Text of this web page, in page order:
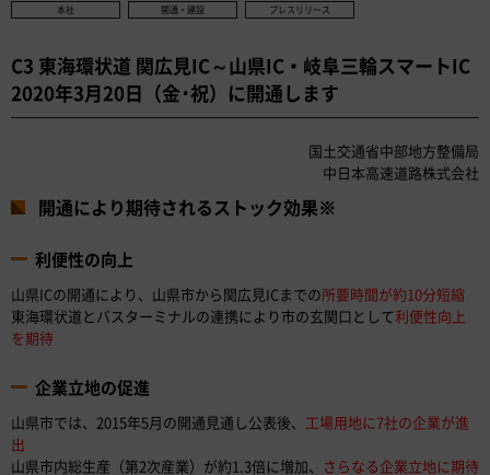
本社 開通・建設 プレスリリース
C3 東海環状道 関広見IC～山県IC・岐阜三輪スマートIC
2020年3月20日（金･祝）に開通します
国土交通省中部地方整備局
中日本高速道路株式会社
開通により期待されるストック効果※
利便性の向上
山県ICの開通により、山県市から関広見ICまでの所要時間が約10分短縮
東海環状道とバスターミナルの連携により市の玄関口として利便性向上
を期待
企業立地の促進
山県市では、2015年5月の開通見通し公表後、 工場用地に7社の企業が進
出
山県市内総生産（第2次産業）が約1.3倍に増加、 さらなる企業立地に期待